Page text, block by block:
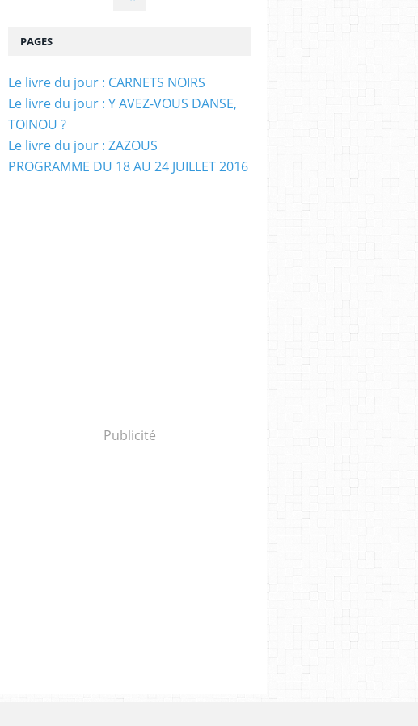
PAGES
Le livre du jour : CARNETS NOIRS
Le livre du jour : Y AVEZ-VOUS DANSE,
TOINOU ?
Le livre du jour : ZAZOUS
PROGRAMME DU 18 AU 24 JUILLET 2016
Publicité